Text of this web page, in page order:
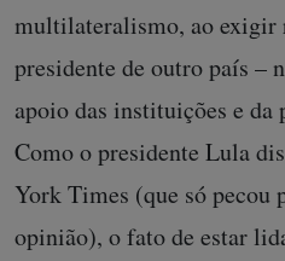
multilateralismo, ao exigir
presidente de outro país –
apoio das instituições e da
Como o presidente Lula
York Times (que só pecou
opinião), o fato de estar